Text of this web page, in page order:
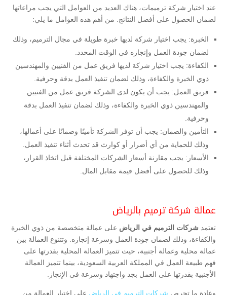
عند اختيار شركة ترميمات، هناك العديد من العوامل التي يجب مراعاتها
لضمان الحصول على أفضل النتائج. من أهم هذه العوامل ما يلي:
الخبرة: يجب اختيار شركة لديها خبرة طويلة في مجال الترميم، وذلك
لضمان جودة العمل وإنجازه في الوقت المحدد.
الكفاءة: يجب اختيار شركة لديها فريق عمل من الفنيين والمهندسين
ذوي الخبرة والكفاءة، وذلك لضمان تنفيذ العمل بدقة وحرفية.
فريق العمل: يجب أن يكون لدى الشركة فريق عمل من الفنيين
والمهندسين ذوي الخبرة والكفاءة، وذلك لضمان تنفيذ العمل بدقة
وحرفية.
التأمين والضمان: يجب أن توفر الشركة تأمينًا وضمانًا على أعمالها،
وذلك للحماية من أي أضرار أو كوارث قد تحدث أثناء تنفيذ العمل.
الأسعار: يجب مقارنة أسعار الشركات المختلفة قبل اتخاذ القرار،
وذلك للحصول على أفضل قيمة مقابل المال.
عمالة شركة ترميم بالرياض
تعتمد شركات الترميم في الرياض على عمالة متخصصة من ذوي الخبرة
والكفاءة، وذلك لضمان جودة العمل وسرعة إنجازه. وتتنوع العمالة بين
عمالة محلية وعمالة أجنبية، حيث تتميز العمالة المحلية بقدرتها على
فهم طبيعة العمل في المملكة العربية السعودية، بينما تتميز العمالة
الأجنبية بقدرتها على العمل بجد واجتهاد وسرعة في الإنجاز.
وعادة ما تحرص شركات الترميم في الرياض على اختيار العمالة من